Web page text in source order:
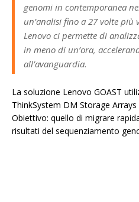
genomi in contemporanea
un’analisi fino a 27 volte più
Lenovo ci permette di
in meno di un’ora,
all’avanguardia.
La soluzione Lenovo GOAST
ThinkSystem DM Storage
Obiettivo: quello di migrare
risultati del sequenziamento